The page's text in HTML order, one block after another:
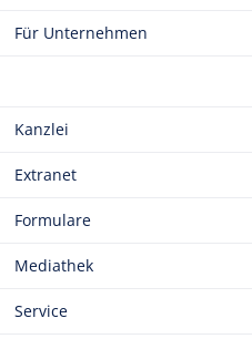
Für Unternehmen
Kanzlei
Extranet
Formulare
Mediathek
Service